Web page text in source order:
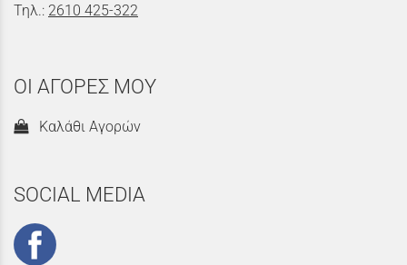
Τηλ.: 2610 425-322
ΟΙ ΑΓΟΡΕΣ ΜΟΥ
Καλάθι Αγορών
SOCIAL MEDIA